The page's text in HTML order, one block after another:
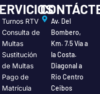
Turnos RTV
Consulta de
Multas
Sustitución
de Multas
Pago de
Matrícula
Av. Del
Bombero,
Km. 7.5 Vía a
la Costa.
Diagonal a
Rio Centro
Ceibos